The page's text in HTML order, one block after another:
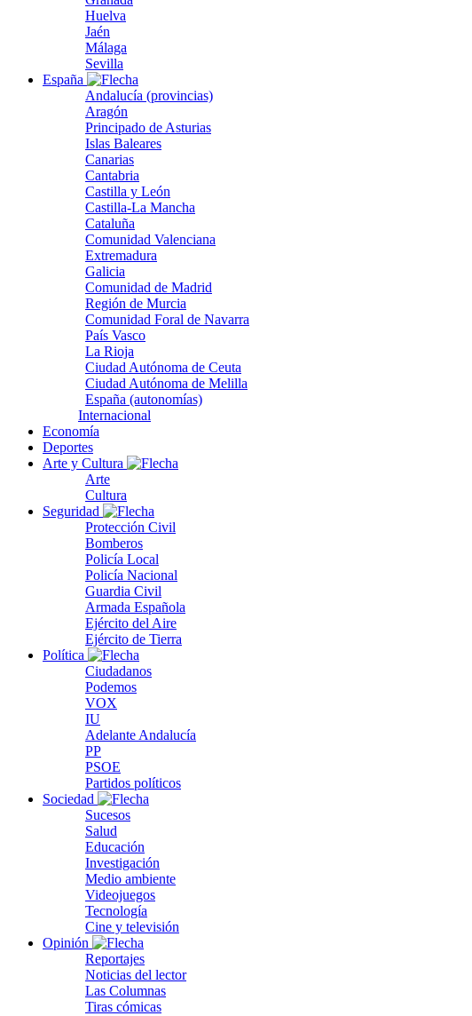
Huelva
Jaén
Málaga
Sevilla
España
Andalucía (provincias)
Aragón
Principado de Asturias
Islas Baleares
Canarias
Cantabria
Castilla y León
Castilla-La Mancha
Cataluña
Comunidad Valenciana
Extremadura
Galicia
Comunidad de Madrid
Región de Murcia
Comunidad Foral de Navarra
País Vasco
La Rioja
Ciudad Autónoma de Ceuta
Ciudad Autónoma de Melilla
España (autonomías)
Internacional
Economía
Deportes
Arte y Cultura
Arte
Cultura
Seguridad
Protección Civil
Bomberos
Policía Local
Policía Nacional
Guardia Civil
Armada Española
Ejército del Aire
Ejército de Tierra
Política
Ciudadanos
Podemos
VOX
IU
Adelante Andalucía
PP
PSOE
Partidos políticos
Sociedad
Sucesos
Salud
Educación
Investigación
Medio ambiente
Videojuegos
Tecnología
Cine y televisión
Opinión
Reportajes
Noticias del lector
Las Columnas
Tiras cómicas